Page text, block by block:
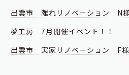
出雲市 離れリノベーション N
夢工房 7月開催イベント！！
出雲市 実家リノベーション F